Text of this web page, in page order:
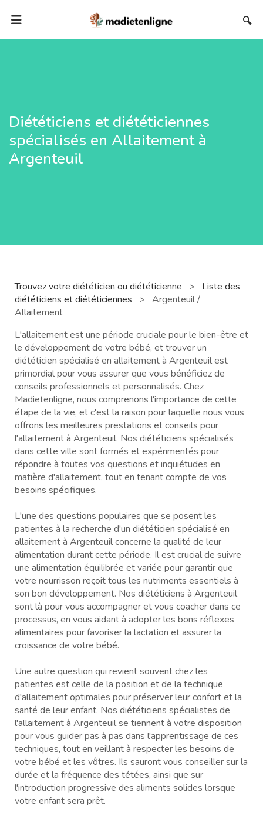
🔍
Diététiciens et diététiciennes
spécialisés en Allaitement à
Argenteuil
Trouvez votre diététicien ou diététicienne >
Liste des
diététiciens et diététiciennes
> Argenteuil /
Allaitement
L'allaitement est une période cruciale pour le bien-être et
le développement de votre bébé, et trouver un
diététicien spécialisé en allaitement à Argenteuil est
primordial pour vous assurer que vous bénéficiez de
conseils professionnels et personnalisés. Chez
Madietenligne, nous comprenons l'importance de cette
étape de la vie, et c'est la raison pour laquelle nous vous
offrons les meilleures prestations et conseils pour
l'allaitement à Argenteuil. Nos diététiciens spécialisés
dans cette ville sont formés et expérimentés pour
répondre à toutes vos questions et inquiétudes en
matière d'allaitement, tout en tenant compte de vos
besoins spécifiques.
L'une des questions populaires que se posent les
patientes à la recherche d'un diététicien spécialisé en
allaitement à Argenteuil concerne la qualité de leur
alimentation durant cette période. Il est crucial de suivre
une alimentation équilibrée et variée pour garantir que
votre nourrisson reçoit tous les nutriments essentiels à
son bon développement. Nos diététiciens à Argenteuil
sont là pour vous accompagner et vous coacher dans ce
processus, en vous aidant à adopter les bons réflexes
alimentaires pour favoriser la lactation et assurer la
croissance de votre bébé.
Une autre question qui revient souvent chez les
patientes est celle de la position et de la technique
d'allaitement optimales pour préserver leur confort et la
santé de leur enfant. Nos diététiciens spécialistes de
l'allaitement à Argenteuil se tiennent à votre disposition
pour vous guider pas à pas dans l'apprentissage de ces
techniques, tout en veillant à respecter les besoins de
votre bébé et les vôtres. Ils sauront vous conseiller sur la
durée et la fréquence des tétées, ainsi que sur
l'introduction progressive des aliments solides lorsque
votre enfant sera prêt.